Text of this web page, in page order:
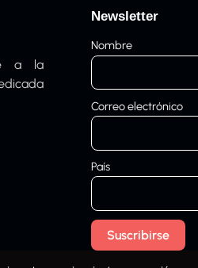
a la
Newsletter
Nombre
Correo electrónico
País